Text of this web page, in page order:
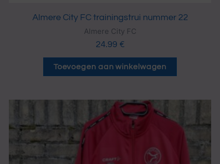
Almere City FC trainingstrui nummer 22
Almere City FC
24.99 €
Toevoegen aan winkelwagen